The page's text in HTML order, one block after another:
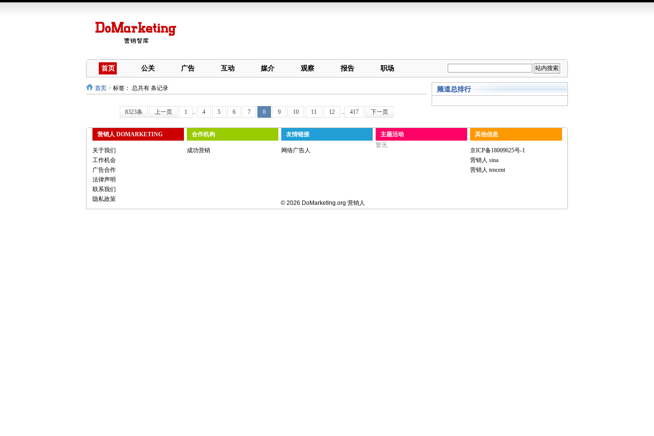
首页 公关 广告 互动 媒介 观察 报告 职场
首页 > 标签： 总共有 条记录
8323条 上一页 1 .. 4 5 6 7 8 9 10 11 12 .. 417 下一页
频道总排行
营销人 DOMARKETING
关于我们
工作机会
广告合作
法律声明
联系我们
隐私政策
合作机构
成功营销
友情链接
网络广告人
主题活动
暂无
其他信息
京ICP备18009625号-1
营销人 sina
营销人 tencent
© 2026 DoMarketing.org 营销人